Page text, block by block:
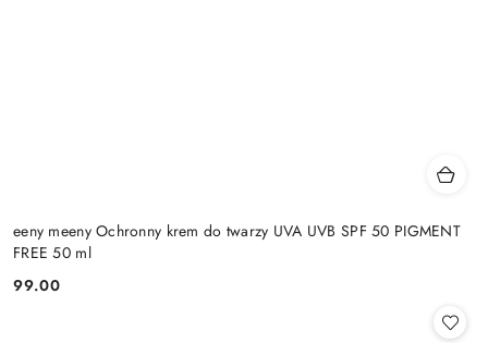
eeny meeny Ochronny krem do twarzy UVA UVB SPF 50 PIGMENT
FREE 50 ml
Cena:
99.00